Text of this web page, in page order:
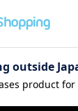
間前後で出荷予定